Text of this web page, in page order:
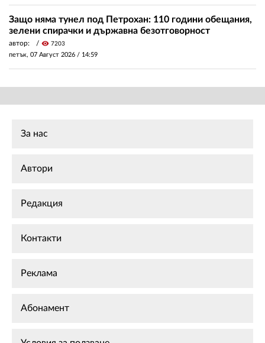
Защо няма тунел под Петрохан: 110 години обещания,
зелени спирачки и държавна безотговорност
автор: visibility 7203
петък, 07 Август 2026 / 14:59
За нас
Автори
Редакция
Контакти
Реклама
Абонамент